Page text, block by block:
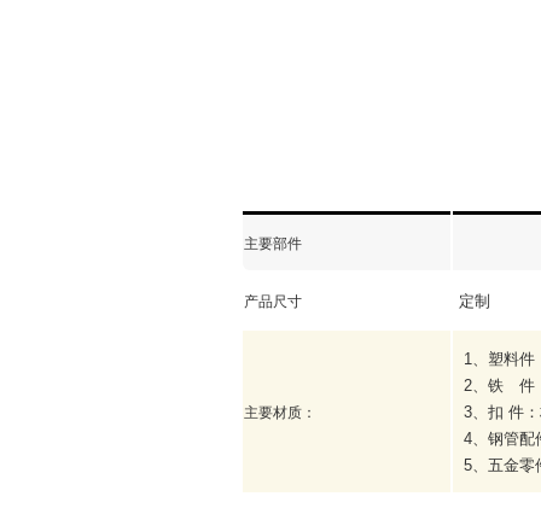
主要部件
产品尺寸 定制
主要材质：
1、塑料件
2、铁 件
3、扣 件
4、钢管配
5、五金零